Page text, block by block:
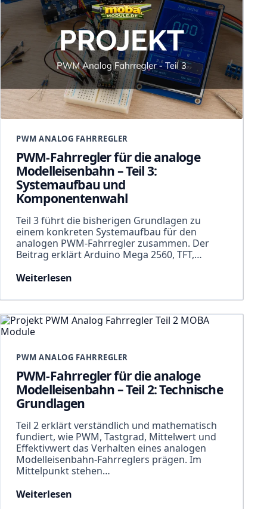
PWM ANALOG FAHRREGLER
PWM-Fahrregler für die analoge
Modelleisenbahn – Teil 3:
Systemaufbau und
Komponentenwahl
Teil 3 führt die bisherigen Grundlagen zu
einem konkreten Systemaufbau für den
analogen PWM-Fahrregler zusammen. Der
Beitrag erklärt Arduino Mega 2560, TFT,…
Weiterlesen
PWM ANALOG FAHRREGLER
PWM-Fahrregler für die analoge
Modelleisenbahn – Teil 2: Technische
Grundlagen
Teil 2 erklärt verständlich und mathematisch
fundiert, wie PWM, Tastgrad, Mittelwert und
Effektivwert das Verhalten eines analogen
Modelleisenbahn-Fahrreglers prägen. Im
Mittelpunkt stehen…
Weiterlesen